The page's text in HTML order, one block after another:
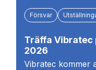
Försvar
Träffa Vibratec
2026
Vibratec kommer